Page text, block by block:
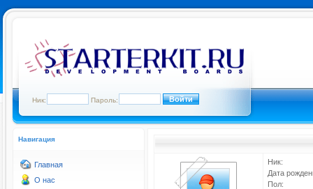
Ник: Пароль:
Навигация
Главная
О нас
Ник:
Дата
Пол: